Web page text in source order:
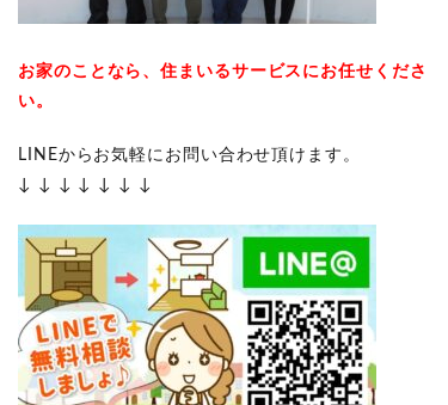
お家のことなら、住まいるサービスにお任せくださ
い。
LINEからお気軽にお問い合わせ頂けます。
↓ ↓ ↓ ↓ ↓ ↓ ↓